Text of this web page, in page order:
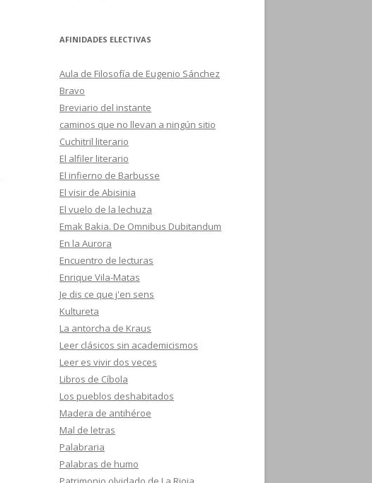
AFINIDADES ELECTIVAS
Aula de Filosofía de Eugenio Sánchez
Bravo
Breviario del instante
caminos que no llevan a ningún sitio
Cuchitril literario
El alfiler literario
El infierno de Barbusse
El visir de Abisinia
El vuelo de la lechuza
Emak Bakia. De Omnibus Dubitandum
En la Aurora
Encuentro de lecturas
Enrique Vila-Matas
Je dis ce que j'en sens
Kultureta
La antorcha de Kraus
Leer clásicos sin academicismos
Leer es vivir dos veces
Libros de Cíbola
Los pueblos deshabitados
Madera de antihéroe
Mal de letras
Palabraria
Palabras de humo